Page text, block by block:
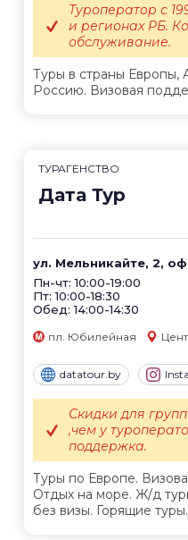
Туры в страны Европы,
Россию. Визовая
Туроператор с
и регионах РБ.
обслуживание.
ТУРАГЕНСТВО
Дата Тур
ул. Мельникайте, 2,
Пн-чт: 10:00-19:00
Пт: 10:00-18:30
Обед: 14:00-14:30
пл. Юбилейная
datatour.by
Туры по Европе.
Отдых на море. Ж/д
без визы. Горящие
Скидки для
,чем у
поддержка.